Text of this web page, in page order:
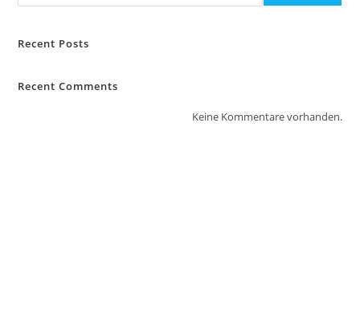
Recent Posts
Recent Comments
Keine Kommentare vorhanden.